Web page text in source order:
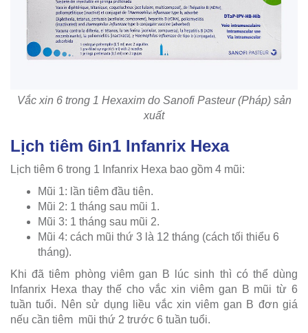
Vắc xin 6 trong 1 Hexaxim do Sanofi Pasteur (Pháp) sản
xuất
Lịch tiêm 6in1 Infanrix Hexa
Lịch tiêm 6 trong 1 Infanrix Hexa bao gồm 4 mũi:
Mũi 1: lần tiêm đầu tiên.
Mũi 2: 1 tháng sau mũi 1.
Mũi 3: 1 tháng sau mũi 2.
Mũi 4: cách mũi thứ 3 là 12 tháng (cách tối thiểu 6
tháng).
Khi đã tiêm phòng viêm gan B lúc sinh thì có thể dùng
Infanrix Hexa thay thế cho vắc xin viêm gan B mũi từ 6
tuần tuổi. Nên sử dụng liều vắc xin viêm gan B đơn giá
nếu cần tiêm mũi thứ 2 trước 6 tuần tuổi.